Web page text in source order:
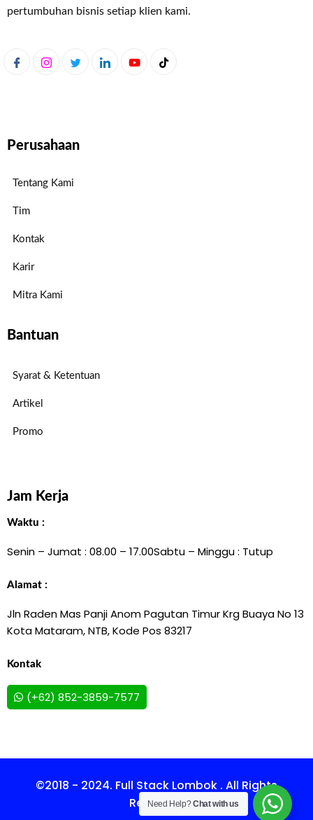
pertumbuhan bisnis setiap klien kami.
Perusahaan
Tentang Kami
Tim
Kontak
Karir
Mitra Kami
Bantuan
Syarat & Ketentuan
Artikel
Promo
Jam Kerja
Waktu :
Senin – Jumat : 08.00 – 17.00Sabtu – Minggu : Tutup
Alamat :
Jln Raden Mas Panji Anom Pagutan Timur Krg Buaya No 13
Kota Mataram, NTB, Kode Pos 83217
Kontak
(+62) 852-3859-7577
©2018 - 2024. Full Stack Lombok . All Rights
Reserved.
Need Help?Chat with us